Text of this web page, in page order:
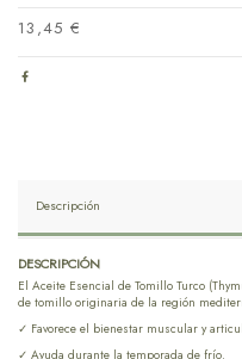
13,45 €
Descripción
DESCRIPCIÓN
El Aceite Esencial de Tomillo Turco
de tomillo originaria de la región
✓ Favorece el bienestar muscular y
✓ Ayuda durante la temporada de frío.